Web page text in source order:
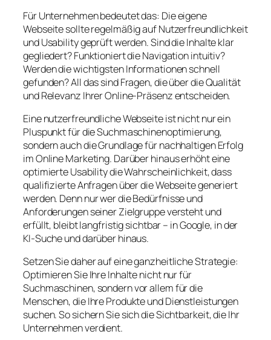
Für Unternehmen bedeutet das: Die eigene
Webseite sollte regelmäßig auf Nutzerfreundlichkeit
und Usability geprüft werden. Sind die Inhalte klar
gegliedert? Funktioniert die Navigation intuitiv?
Werden die wichtigsten Informationen schnell
gefunden? All das sind Fragen, die über die Qualität
und Relevanz Ihrer Online-Präsenz entscheiden.
Eine nutzerfreundliche Webseite ist nicht nur ein
Pluspunkt für die Suchmaschinenoptimierung,
sondern auch die Grundlage für nachhaltigen Erfolg
im Online Marketing. Darüber hinaus erhöht eine
optimierte Usability die Wahrscheinlichkeit, dass
qualifizierte Anfragen über die Webseite generiert
werden. Denn nur wer die Bedürfnisse und
Anforderungen seiner Zielgruppe versteht und
erfüllt, bleibt langfristig sichtbar – in Google, in der
KI-Suche und darüber hinaus.
Setzen Sie daher auf eine ganzheitliche Strategie:
Optimieren Sie Ihre Inhalte nicht nur für
Suchmaschinen, sondern vor allem für die
Menschen, die Ihre Produkte und Dienstleistungen
suchen. So sichern Sie sich die Sichtbarkeit, die Ihr
Unternehmen verdient.